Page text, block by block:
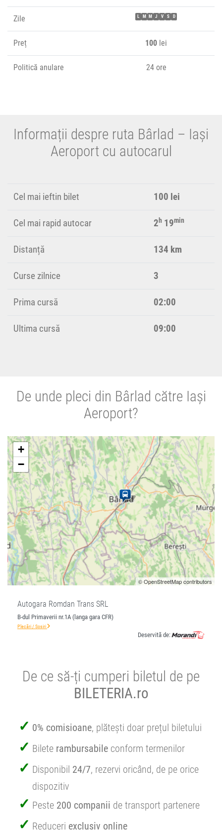
Zile L M M J V S D
Preț 100 lei
Politică anulare 24 ore
Informații despre ruta Bârlad – Iași
Aeroport cu autocarul
Cel mai ieftin bilet 100 lei
Cel mai rapid autocar 2h 19min
Distanță 134 km
Curse zilnice 3
Prima cursă 02:00
Ultima cursă 09:00
De unde pleci din Bârlad către Iași
Aeroport?
+
−
© OpenStreetMap contributors
Autogara Romdan Trans SRL
B-dul Primaverii nr.1A (langa gara CFR)
Plecări / Sosiri
Deservită de:
De ce să-ți cumperi biletul de pe
BILETERIA.ro
0% comisioane, plătești doar prețul biletului
Bilete rambursabile conform termenilor
Disponibil 24/7, rezervi oricând, de pe orice
dispozitiv
Peste 200 companii de transport partenere
Reduceri exclusiv online